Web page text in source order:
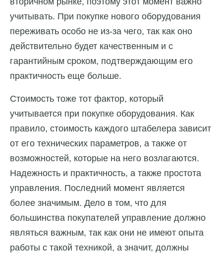
учитывать. При покупке нового оборудования
переживать особо не из-за чего, так как оно
действительно будет качественным и с
гарантийным сроком, подтверждающим его
практичность еще больше.
Стоимость тоже тот фактор, который
учитывается при покупке оборудования. Как
правило, стоимость каждого штабелера зависит
от его технических параметров, а также от
возможностей, которые на него возлагаются.
Надежность и практичность, а также простота
управления. Последний момент является
более значимым. Дело в том, что для
большинства покупателей управление должно
являться важным, так как они не имеют опыта
работы с такой техникой, а значит, должны